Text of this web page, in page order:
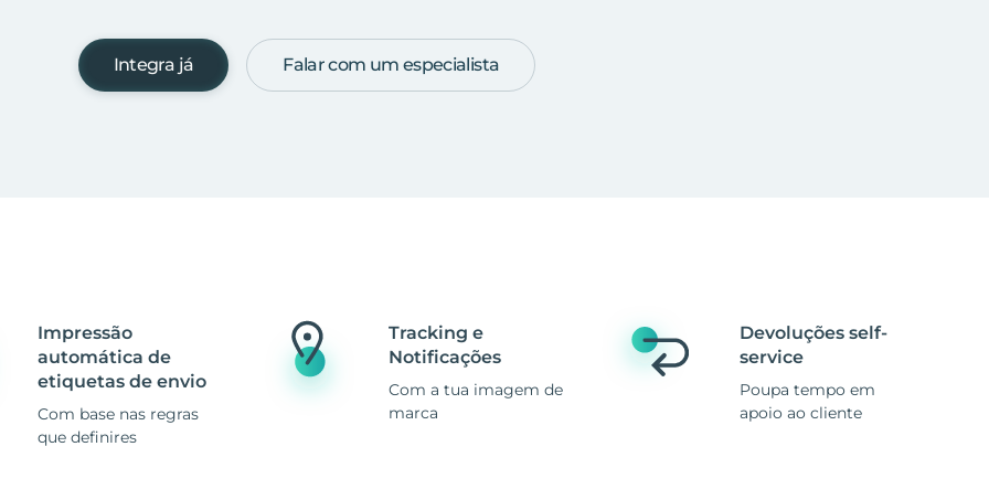
Integra já Falar com um especialista
Impressão
automática de
etiquetas de envio
Com base nas regras
que definires
Tracking e
Notificações
Com a tua imagem de
marca
Devoluções self-
service
Poupa tempo em
apoio ao cliente